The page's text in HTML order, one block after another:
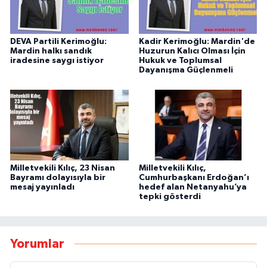
DEVA Partili Kerimoğlu:
Mardin halkı sandık
iradesine saygı istiyor
Kadir Kerimoğlu: Mardin'de
Huzurun Kalıcı Olması İçin
Hukuk ve Toplumsal
Dayanışma Güçlenmeli
Milletvekili Kılıç, 23 Nisan
Bayramı dolayısıyla bir
mesaj yayınladı
Milletvekili Kılıç,
Cumhurbaşkanı Erdoğan’ı
hedef alan Netanyahu’ya
tepki gösterdi
Yorumlar